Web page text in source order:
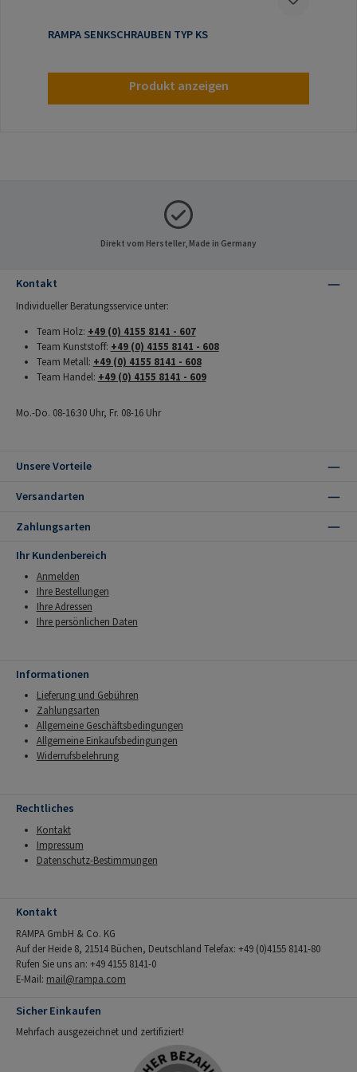
RAMPA SENKSCHRAUBEN TYP KS
Produkt anzeigen
Direkt vom Hersteller, Made in Germany
Kontakt
Individueller Beratungsservice unter:
Team Holz: +49 (0) 4155 8141 - 607
Team Kunststoff: +49 (0) 4155 8141 - 608
Team Metall: +49 (0) 4155 8141 - 608
Team Handel: +49 (0) 4155 8141 - 609
Mo.-Do. 08-16:30 Uhr, Fr. 08-16 Uhr
Unsere Vorteile
Versandarten
Zahlungsarten
Ihr Kundenbereich
Anmelden
Ihre Bestellungen
Ihre Adressen
Ihre persönlichen Daten
Informationen
Lieferung und Gebühren
Zahlungsarten
Allgemeine Geschäftsbedingungen
Allgemeine Einkaufsbedingungen
Widerrufsbelehrung
Rechtliches
Kontakt
Impressum
Datenschutz-Bestimmungen
Kontakt
RAMPA GmbH & Co. KG
Auf der Heide 8, 21514 Büchen, Deutschland Telefax: +49 (0)4155 8141-80
Rufen Sie uns an: +49 4155 8141-0
E-Mail: mail@rampa.com
Sicher Einkaufen
Mehrfach ausgezeichnet und zertifiziert!